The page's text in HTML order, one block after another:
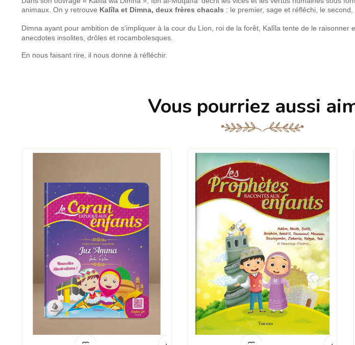
animaux. On y retrouve Kalîla et Dimna, deux frères chacals : le premier, sage et réfléchi, le
Dimna ayant pour ambition de s’impliquer à la cour du Lion, roi de la forêt, Kalîla tente de le raisonner
anecdotes insolites, drôles et rocambolesques.
En nous faisant rire, il nous donne à réfléchir.
Vous pourriez aussi